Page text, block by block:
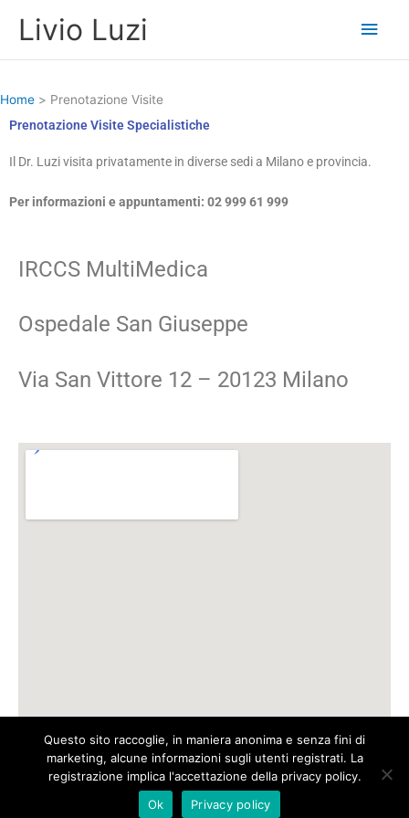
Livio Luzi
Home
Prenotazione Visite
Prenotazione Visite Specialistiche
Il Dr. Luzi visita privatamente in diverse sedi a Milano e provincia.
Per informazioni e appuntamenti: 02 999 61 999
IRCCS MultiMedica
Ospedale San Giuseppe
Via San Vittore 12 – 20123 Milano
Copyright © 2026Livio Luzi| Powered byAstra Tema
WordPress
Questo sito raccoglie, in maniera anonima e senza fini di
marketing, alcune informazioni sugli utenti registrati. La
registrazione implica l'accettazione della privacy policy.
Ok
Privacy policy